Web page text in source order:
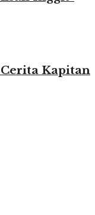
Cerita Kapitan